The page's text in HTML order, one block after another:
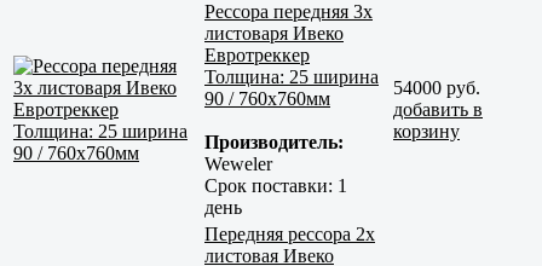
Рессора передняя 3х
листоваря Ивеко
Евротреккер
Толщина: 25 ширина
90 / 760x760мм
Производитель:
Weweler
Срок поставки: 1
день
54000 руб.
добавить в
корзину
Передняя рессора 2х
листовая Ивеко